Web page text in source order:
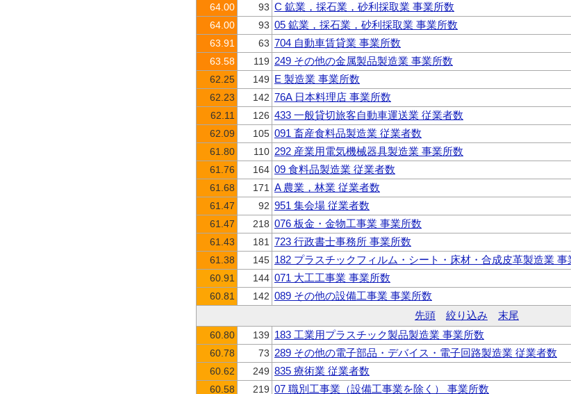
64.00
93 C 鉱業，採石業，砂利採取業 事業所数
64.00
93 05 鉱業，採石業，砂利採取業 事業所数
63.91
63 704 自動車賃貸業 事業所数
63.58
119 249 その他の金属製品製造業 事業所数
62.25
149 E 製造業 事業所数
62.23
142 76A 日本料理店 事業所数
62.11
126 433 一般貸切旅客自動車運送業 従業者数
62.09
105 091 畜産食料品製造業 従業者数
61.80
110 292 産業用電気機械器具製造業 事業所数
61.76
164 09 食料品製造業 従業者数
61.68
171 A 農業，林業 従業者数
61.47
92 951 集会場 従業者数
61.47
218 076 板金・金物工事業 事業所数
61.43
181 723 行政書士事務所 事業所数
61.38
145 182 プラスチックフィルム・シート・床材・合成皮革製造業 事
60.91
144 071 大工工事業 事業所数
60.81
142 089 その他の設備工事業 事業所数
先頭 絞り込み 末尾
60.80 139 183 工業用プラスチック製品製造業 事業所数
60.78
73 289 その他の電子部品・デバイス・電子回路製造業 従業者数
60.62
249 835 療術業 従業者数
60.58
219 07 職別工事業（設備工事業を除く） 事業所数